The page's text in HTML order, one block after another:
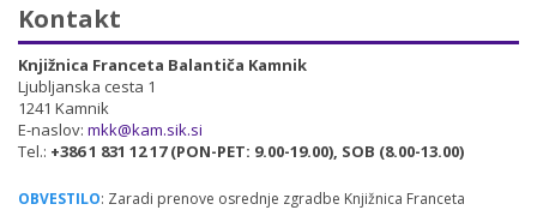
Kontakt
Knjižnica Franceta Balantiča Kamnik
Ljubljanska cesta 1
1241 Kamnik
E-naslov: mkk@kam.sik.si
Tel.: +386 1 831 12 17 (PON-PET: 9.00-19.00), SOB (8.00-13.00)
OBVESTILO: Zaradi prenove osrednje zgradbe Knjižnica Franceta